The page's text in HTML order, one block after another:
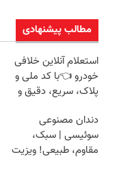
مطالب پیشنهادی
استعلام آنلاین خلافی
خودرو 👈با کد ملی و
پلاک، سریع، دقیق و
دندان مصنوعی
سوئیسی | سبک،
مقاوم، طبیعی! ویزیت